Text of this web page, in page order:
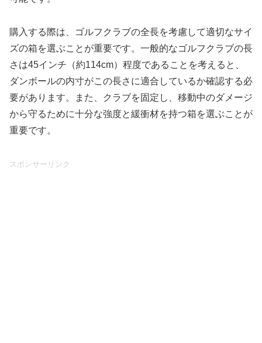
購入する際は、ゴルフクラブの全長を考慮して適切なサイ
ズの箱を選ぶことが重要です。一般的なゴルフクラブの長
さは45インチ（約114cm）程度であることを考えると、
ダンボールの内寸がこの長さに適合しているか確認する必
要があります。また、クラブを固定し、移動中のダメージ
から守るために十分な強度と緩衝材を持つ箱を選ぶことが
重要です。
スポンサーリンク